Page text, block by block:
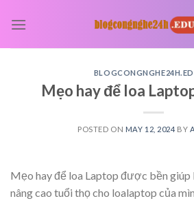
Mẹo hay để loa
POSTED ON MAY 12, 2024 BY
Mẹo hay để loa Laptop được bền giúp
nâng cao tuổi thọ cho loalaptop của